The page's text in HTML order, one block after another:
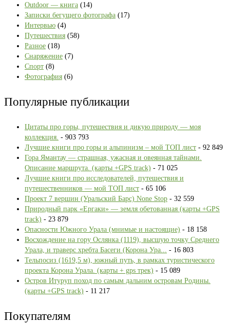
Outdoor — книга (14)
Записки бегущего фотографа (17)
Интервью (4)
Путешествия (58)
Разное (18)
Снаряжение (7)
Спорт (8)
Фотография (6)
Популярные публикации
Цитаты про горы, путешествия и дикую природу — моя
коллекция. - 903 793
Лучшие книги про горы и альпинизм – мой ТОП лист - 92 849
Гора Ямантау — страшная, ужасная и овеянная тайнами.
Описание маршрута. (карты +GPS track) - 71 025
Лучшие книги про исследователей, путешествия и
путешественников — мой ТОП лист - 65 106
Проект 7 вершин (Уральский Барс) None Stop - 32 559
Природный парк «Ергаки» — земля обетованная (карты +GPS
track) - 23 879
Опасности Южного Урала (мнимые и настоящие) - 18 158
Восхождение на гору Ослянка (1119), высшую точку Среднего
Урала, и траверс хребта Басеги (Корона Ура...
- 16 803
Тельпосиз (1619,5 м), южный путь, в рамках туристического
проекта Корона Урала. (карты + gps трек) - 15 089
Остров Итуруп поход по самым дальним островам Родины.
(карты +GPS track) - 11 217
Покупателям